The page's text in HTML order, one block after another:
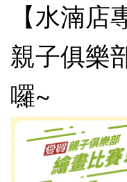
【水湳
親子俱樂
囉~